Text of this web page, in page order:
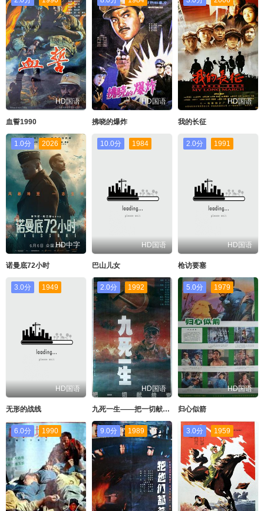
HD国语
血誓1990
HD国语
拂晓的爆炸
HD国语
我的长征
1.0分 2026
HD中字
诺曼底72小时
10.0分 1984
HD国语
巴山儿女
2.0分 1991
HD国语
枪访要塞
3.0分 1949
HD国语
无形的战线
2.0分 1992
HD国语
九死一生——把一切献给党
5.0分 1979
HD国语
归心似箭
6.0分 1990 9.0分 1989 3.0分 1959